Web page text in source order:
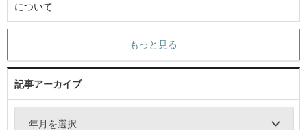
について
もっと見る
記事アーカイブ
年月を選択